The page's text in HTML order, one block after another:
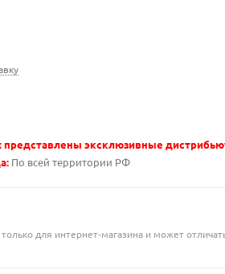
представлены эксклюзивные
По всей территории РФ
для интернет-магазина и может